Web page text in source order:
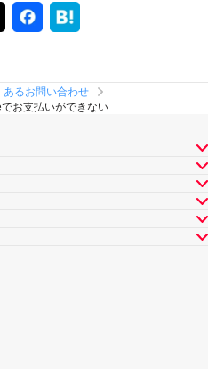
あるお問い合わせ
お支払いができない